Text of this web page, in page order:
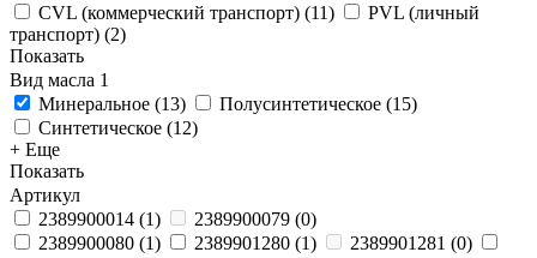
CVL (коммерческий транспорт) (11)
PVL (личный
транспорт) (2)
Показать
Вид масла 1
Минеральное (13) Полусинтетическое (15)
Синтетическое (12)
+ Еще
Показать
Артикул
2389900014 (1) 2389900079 (0)
2389900080 (1) 2389901280 (1) 2389901281 (0)